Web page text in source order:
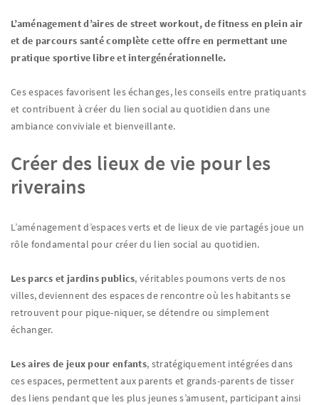
L’aménagement d’aires de street workout, de fitness en plein air
et de parcours santé complète cette offre en permettant une
pratique sportive libre et intergénérationnelle.
Ces espaces favorisent les échanges, les conseils entre pratiquants
et contribuent à créer du lien social au quotidien dans une
ambiance conviviale et bienveillante.
Créer des lieux de vie pour les
riverains
L’aménagement d’espaces verts et de lieux de vie partagés joue un
rôle fondamental pour créer du lien social au quotidien.
Les parcs et jardins publics, véritables poumons verts de nos
villes, deviennent des espaces de rencontre où les habitants se
retrouvent pour pique-niquer, se détendre ou simplement
échanger.
Les aires de jeux pour enfants, stratégiquement intégrées dans
ces espaces, permettent aux parents et grands-parents de tisser
des liens pendant que les plus jeunes s’amusent, participant ainsi